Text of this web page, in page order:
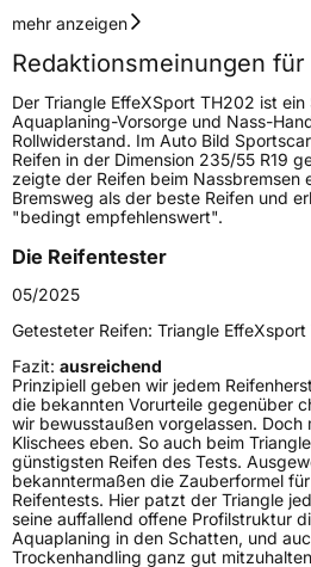
Geschwindigkeitsindex
Höchstgeschwindigkeit
300 km/h
Lastindex105
Höchstlast925 kg
Gewicht (in kg)13,12 kg
Generelle Merkmale
Fahrzeugtyp
VerwendungSommerreifen
ModellnameEffeXSport TH202
FahrzeugartPKW & SUV
Weitere Eigenschaften
SchlauchtypTL
mehr anzeigen
Redaktionsmeinungen
Der Triangle EffeXSport TH202 ist
Aquaplaning-Vorsorge und Nass-
Rollwiderstand. Im Auto Bild
Reifen in der Dimension 235/55 R19
zeigte der Reifen beim Nassbremsen
Bremsweg als der beste Reifen und
"bedingt empfehlenswert".
Die Reifentester
05/2025
Getesteter Reifen: Triangle
Fazit: ausreichend
Prinzipiell geben wir jedem
die bekannten Vorurteile gegenüber
wir bewusstaußen vorgelassen.
Klischees eben. So auch beim
günstigsten Reifen des Tests.
bekanntermaßen die Zauberformel
Reifentests. Hier patzt der Triangle
seine auffallend offene Profilstruktur
Aquaplaning in den Schatten, und
Trockenhandling ganz gut